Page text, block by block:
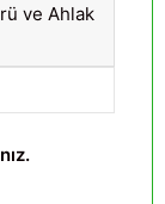
ve Ahlak